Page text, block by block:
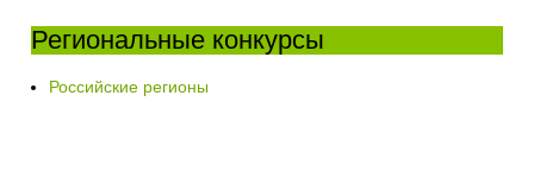
Региональные конкурсы
Российские регионы